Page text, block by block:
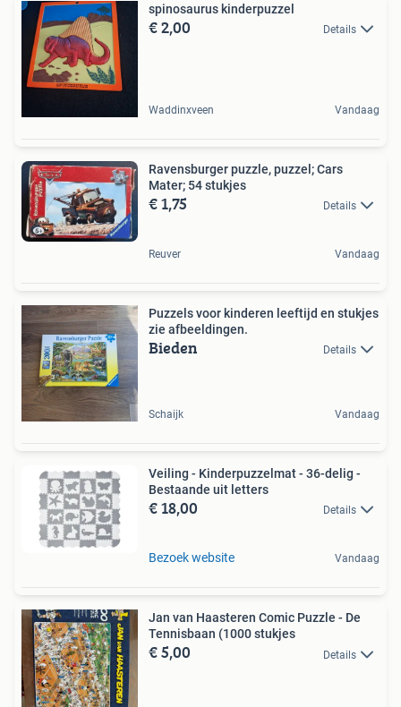
spinosaurus kinderpuzzel
€ 2,00 Details
Waddinxveen Vandaag
Ravensburger puzzle, puzzel; Cars
Mater; 54 stukjes
€ 1,75 Details
Reuver Vandaag
Puzzels voor kinderen leeftijd en stukjes
zie afbeeldingen.
Bieden Details
Schaijk Vandaag
Veiling - Kinderpuzzelmat - 36-delig -
Bestaande uit letters
€ 18,00 Details
Bezoek website Vandaag
Jan van Haasteren Comic Puzzle - De
Tennisbaan (1000 stukjes
€ 5,00 Details